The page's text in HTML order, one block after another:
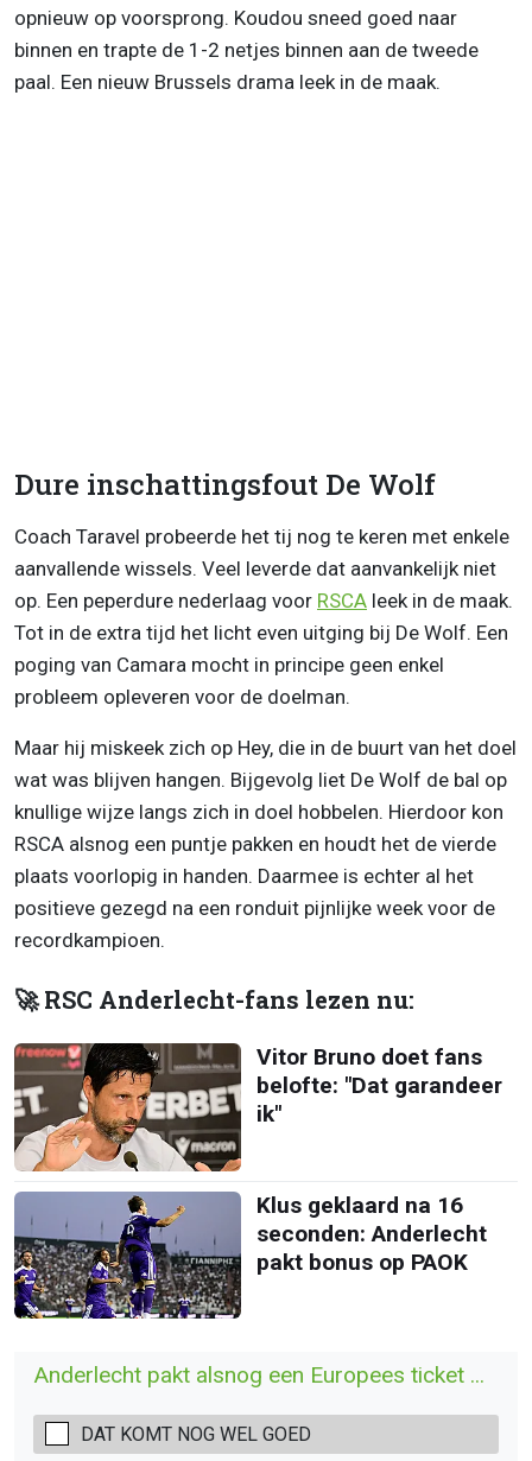
opnieuw op voorsprong. Koudou sneed goed naar
binnen en trapte de 1-2 netjes binnen aan de tweede
paal. Een nieuw Brussels drama leek in de maak.
Dure inschattingsfout De Wolf
Coach Taravel probeerde het tij nog te keren met enkele
aanvallende wissels. Veel leverde dat aanvankelijk niet
op. Een peperdure nederlaag voor RSCA leek in de maak.
Tot in de extra tijd het licht even uitging bij De Wolf. Een
poging van Camara mocht in principe geen enkel
probleem opleveren voor de doelman.
Maar hij miskeek zich op Hey, die in de buurt van het doel
wat was blijven hangen. Bijgevolg liet De Wolf de bal op
knullige wijze langs zich in doel hobbelen. Hierdoor kon
RSCA alsnog een puntje pakken en houdt het de vierde
plaats voorlopig in handen. Daarmee is echter al het
positieve gezegd na een ronduit pijnlijke week voor de
recordkampioen.
🚀 RSC Anderlecht-fans lezen nu:
Vitor Bruno doet fans
belofte: "Dat garandeer
ik"
Klus geklaard na 16
seconden: Anderlecht
pakt bonus op PAOK
Anderlecht pakt alsnog een Europees ticket ...
DAT KOMT NOG WEL GOED